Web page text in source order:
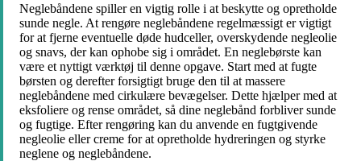
Neglebåndene spiller en vigtig rolle i at beskytte og opretholde
sunde negle. At rengøre neglebåndene regelmæssigt er vigtigt
for at fjerne eventuelle døde hudceller, overskydende negleolie
og snavs, der kan ophobe sig i området. En neglebørste kan
være et nyttigt værktøj til denne opgave. Start med at fugte
børsten og derefter forsigtigt bruge den til at massere
neglebåndene med cirkulære bevægelser. Dette hjælper med at
eksfoliere og rense området, så dine neglebånd forbliver sunde
og fugtige. Efter rengøring kan du anvende en fugtgivende
negleolie eller creme for at opretholde hydreringen og styrke
neglene og neglebåndene.